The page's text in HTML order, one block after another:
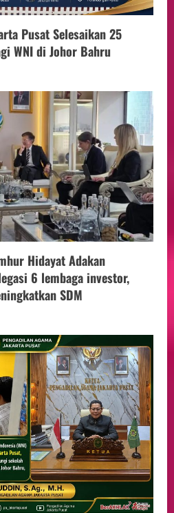
Pusat Selesaikan 25
WNI di Johor Bahru
Hidayat Adakan
6 lembaga investor,
SDM